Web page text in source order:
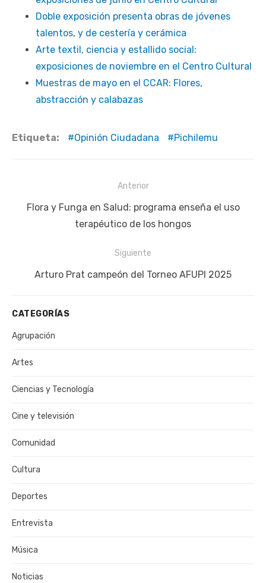
Doble exposición presenta obras de jóvenes
talentos, y de cestería y cerámica
Arte textil, ciencia y estallido social:
exposiciones de noviembre en el Centro Cultural
Muestras de mayo en el CCAR: Flores,
abstracción y calabazas
Etiqueta: Opinión Ciudadana Pichilemu
de
entradas
Anterior
Publicación
Flora y Funga en Salud: programa enseña el uso
terapéutico de los hongos
Siguiente
Siguiente
Arturo Prat campeón del Torneo AFUPI 2025
CATEGORÍAS
Agrupación
Artes
Ciencias y Tecnología
Cine y televisión
Comunidad
Cultura
Deportes
Entrevista
Música
Noticias